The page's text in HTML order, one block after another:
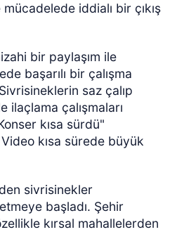
iddialı bir çıkış
bir paylaşım ile
başarılı bir çalışma
saz çalıp
ilaçlama çalışmaları
kısa sürdü"
kısa sürede büyük
sivrisinekler
başladı. Şehir
kırsal mahallelerden